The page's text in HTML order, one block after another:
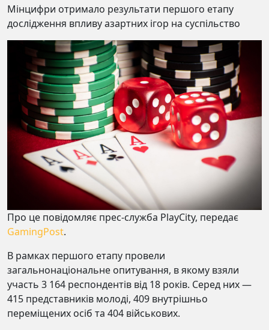
Мінцифри отримало результати першого етапу
дослідження впливу азартних ігор на суспільство
Про це повідомляє прес-служба PlayCity, передає
GamingPost.
В рамках першого етапу провели
загальнонаціональне опитування, в якому взяли
участь 3 164 респондентів від 18 років. Серед них —
415 представників молоді, 409 внутрішньо
переміщених осіб та 404 військових.